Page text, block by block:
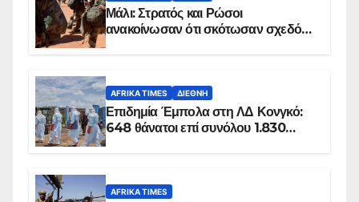
Μάλι: Στρατός και Ρώσοι
ανακοίνωσαν ότι σκότωσαν σχεδόν
AFRIKA TIMES ΔΙΕΘΝΉ
Επιδημία Έμπολα στη ΛΔ Κονγκό:
648 θάνατοι επί συνόλου 1.830
AFRIKA TIMES